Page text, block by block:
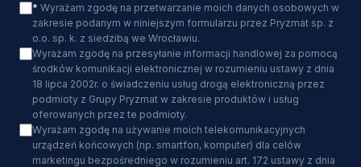
* Wyrażam zgodę na przetwarzanie moich danych osobowych w
zakresie podanym w niniejszym formularzu przez Pryzmat sp. z
o.o. sp. k. z siedzibą we Wrocławiu.
Wyrażam zgodę na przesyłanie informacji handlowej za pomocą
środków komunikacji elektronicznej w rozumieniu ustawy z dnia
18 lipca 2002r. o świadczeniu usług drogą elektroniczną przez
podmioty z Grupy Pryzmat w zakresie produktów i usług
oferowanych przez te podmioty.
Wyrażam zgodę na używanie moich telekomunikacyjnych
urządzeń końcowych (np. smartfon, komputer) dla celów
marketingu bezpośredniego w rozumieniu art. 172 ustawy z dnia